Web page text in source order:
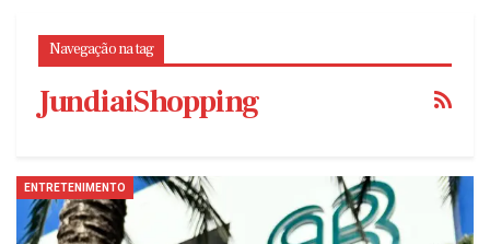
Navegação na tag
JundiaiShopping
ENTRETENIMENTO